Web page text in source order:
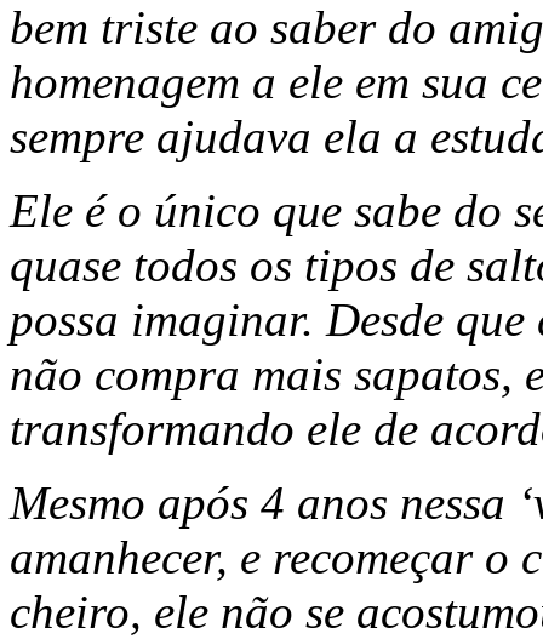
bem triste ao saber do
homenagem a ele em sua
sempre ajudava ela a
Ele é o único que sabe do
quase todos os tipos de
possa imaginar. Desde
não compra mais sapatos,
transformando ele de
Mesmo após 4 anos nessa
amanhecer, e recomeçar o
cheiro, ele não se